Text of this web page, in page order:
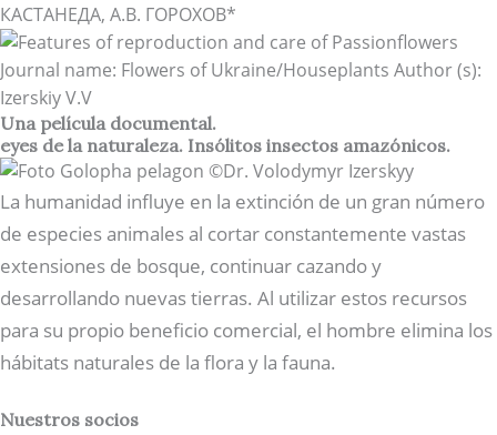
Una película documental.
eyes de la naturaleza. Insólitos insectos amazónicos.
La humanidad influye en la extinción de un gran número
de especies animales al cortar constantemente vastas
extensiones de bosque, continuar cazando y
desarrollando nuevas tierras. Al utilizar estos recursos
para su propio beneficio comercial, el hombre elimina los
hábitats naturales de la flora y la fauna.
Nuestros socios